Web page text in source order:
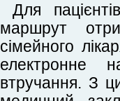
Для
маршрут
сімейного
електронне
втручання. З